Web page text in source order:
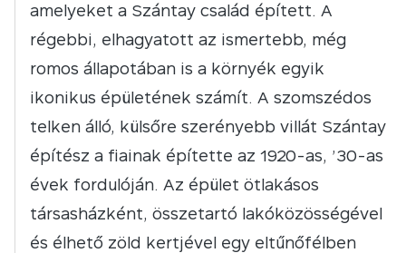
amelyeket a Szántay család épített. A
régebbi, elhagyatott az ismertebb, még
romos állapotában is a környék egyik
ikonikus épületének számít. A szomszédos
telken álló, külsőre szerényebb villát Szántay
építész a fiainak építette az 1920-as, ’30-as
évek fordulóján. Az épület ötlakásos
társasházként, összetartó lakóközösségével
és élhető zöld kertjével egy eltűnőfélben